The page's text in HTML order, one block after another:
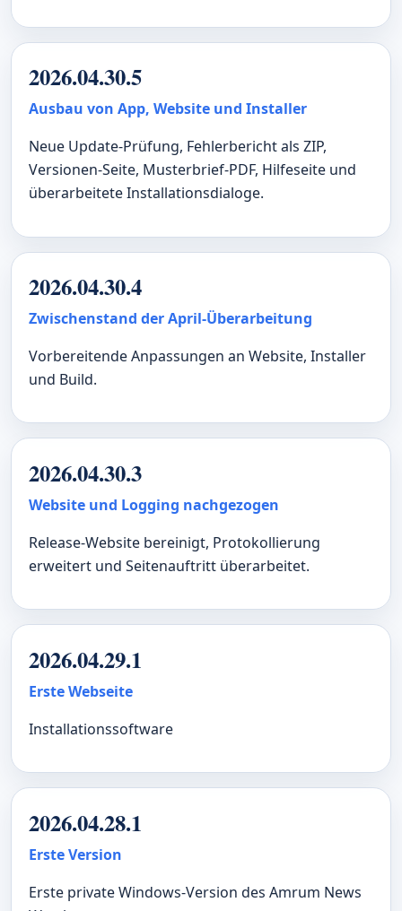
2026.04.30.5
Ausbau von App, Website und Installer
Neue Update-Prüfung, Fehlerbericht als ZIP,
Versionen-Seite, Musterbrief-PDF, Hilfeseite und
überarbeitete Installationsdialoge.
2026.04.30.4
Zwischenstand der April-Überarbeitung
Vorbereitende Anpassungen an Website, Installer
und Build.
2026.04.30.3
Website und Logging nachgezogen
Release-Website bereinigt, Protokollierung
erweitert und Seitenauftritt überarbeitet.
2026.04.29.1
Erste Webseite
Installationssoftware
2026.04.28.1
Erste Version
Erste private Windows-Version des Amrum News